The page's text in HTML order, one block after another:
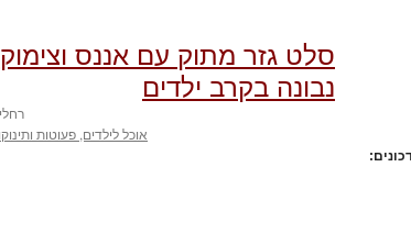
סלט גזר מתוק עם אננס
נבונה בקרב ילדים
אוכל לילדים, פעוטות